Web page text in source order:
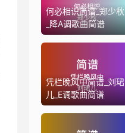
何必相识简谱_郑少秋
_降A调歌曲简谱
凭栏晚风中简谱_刘珺
儿_E调歌曲简谱